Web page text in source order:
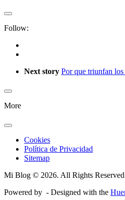
Follow:
Next story Por que triunfan
More
Cookies
Política de Privacidad
Sitemap
Mi Blog © 2026. All Rights
Powered by - Designed with the